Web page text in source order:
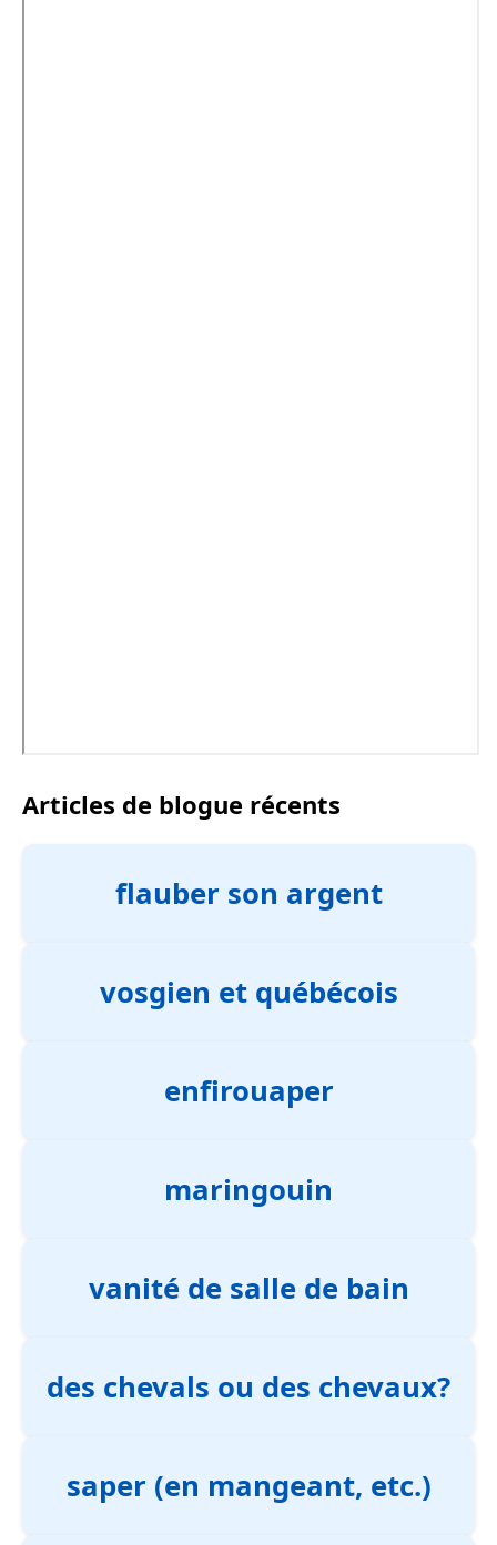
Articles de blogue récents
flauber son argent
vosgien et québécois
enfirouaper
maringouin
vanité de salle de bain
des chevals ou des chevaux?
saper (en mangeant, etc.)